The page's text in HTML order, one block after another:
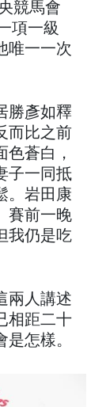
競馬會
項一級
唯一一次
勝彥如釋
而比之前
色蒼白，
子一同抵
。岩田康
賽前一晚
我仍是吃
兩人講述
相距二十
怎樣。